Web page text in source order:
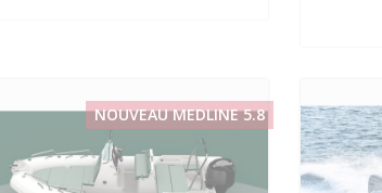
NOUVEAU MEDLINE 5.8